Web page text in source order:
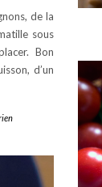
de la
sous
Bon
d’un